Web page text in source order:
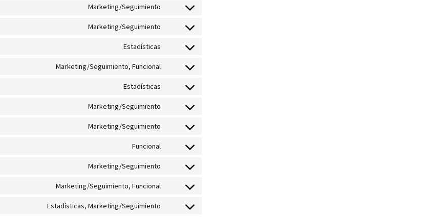
service
hubspot
Marketing/Seguimiento
Consent
service
microsoft-
Marketing/Seguimiento
Consent
service
wordpress
Estadísticas
Consent
service
automattic
Marketing/Seguimiento, Funcional
Consent
service
Estadísticas
Consent
service
google-
Marketing/Seguimiento
Consent
service
google-
Marketing/Seguimiento
Consent
service
google-
optimization
Funcional
Consent
service
google-
services
Marketing/Seguimiento
Consent
service
google-
Marketing/Seguimiento, Funcional
Consent
service
Estadísticas, Marketing/Seguimiento
Consent